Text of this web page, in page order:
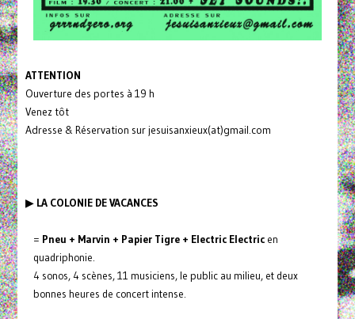
ATTENTION
Ouverture des portes à 19 h
Venez tôt
Adresse & Réservation sur jesuisanxieux(at)gmail.com
▶ LA COLONIE DE VACANCES
= Pneu + Marvin + Papier Tigre + Electric Electricen
quadriphonie.
4 sonos, 4 scènes, 11 musiciens, le public au milieu, et deux
bonnes heures de concert intense.